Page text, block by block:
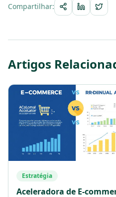
Compartilhar:
Artigos
Estratégia
Aceleradora de E-